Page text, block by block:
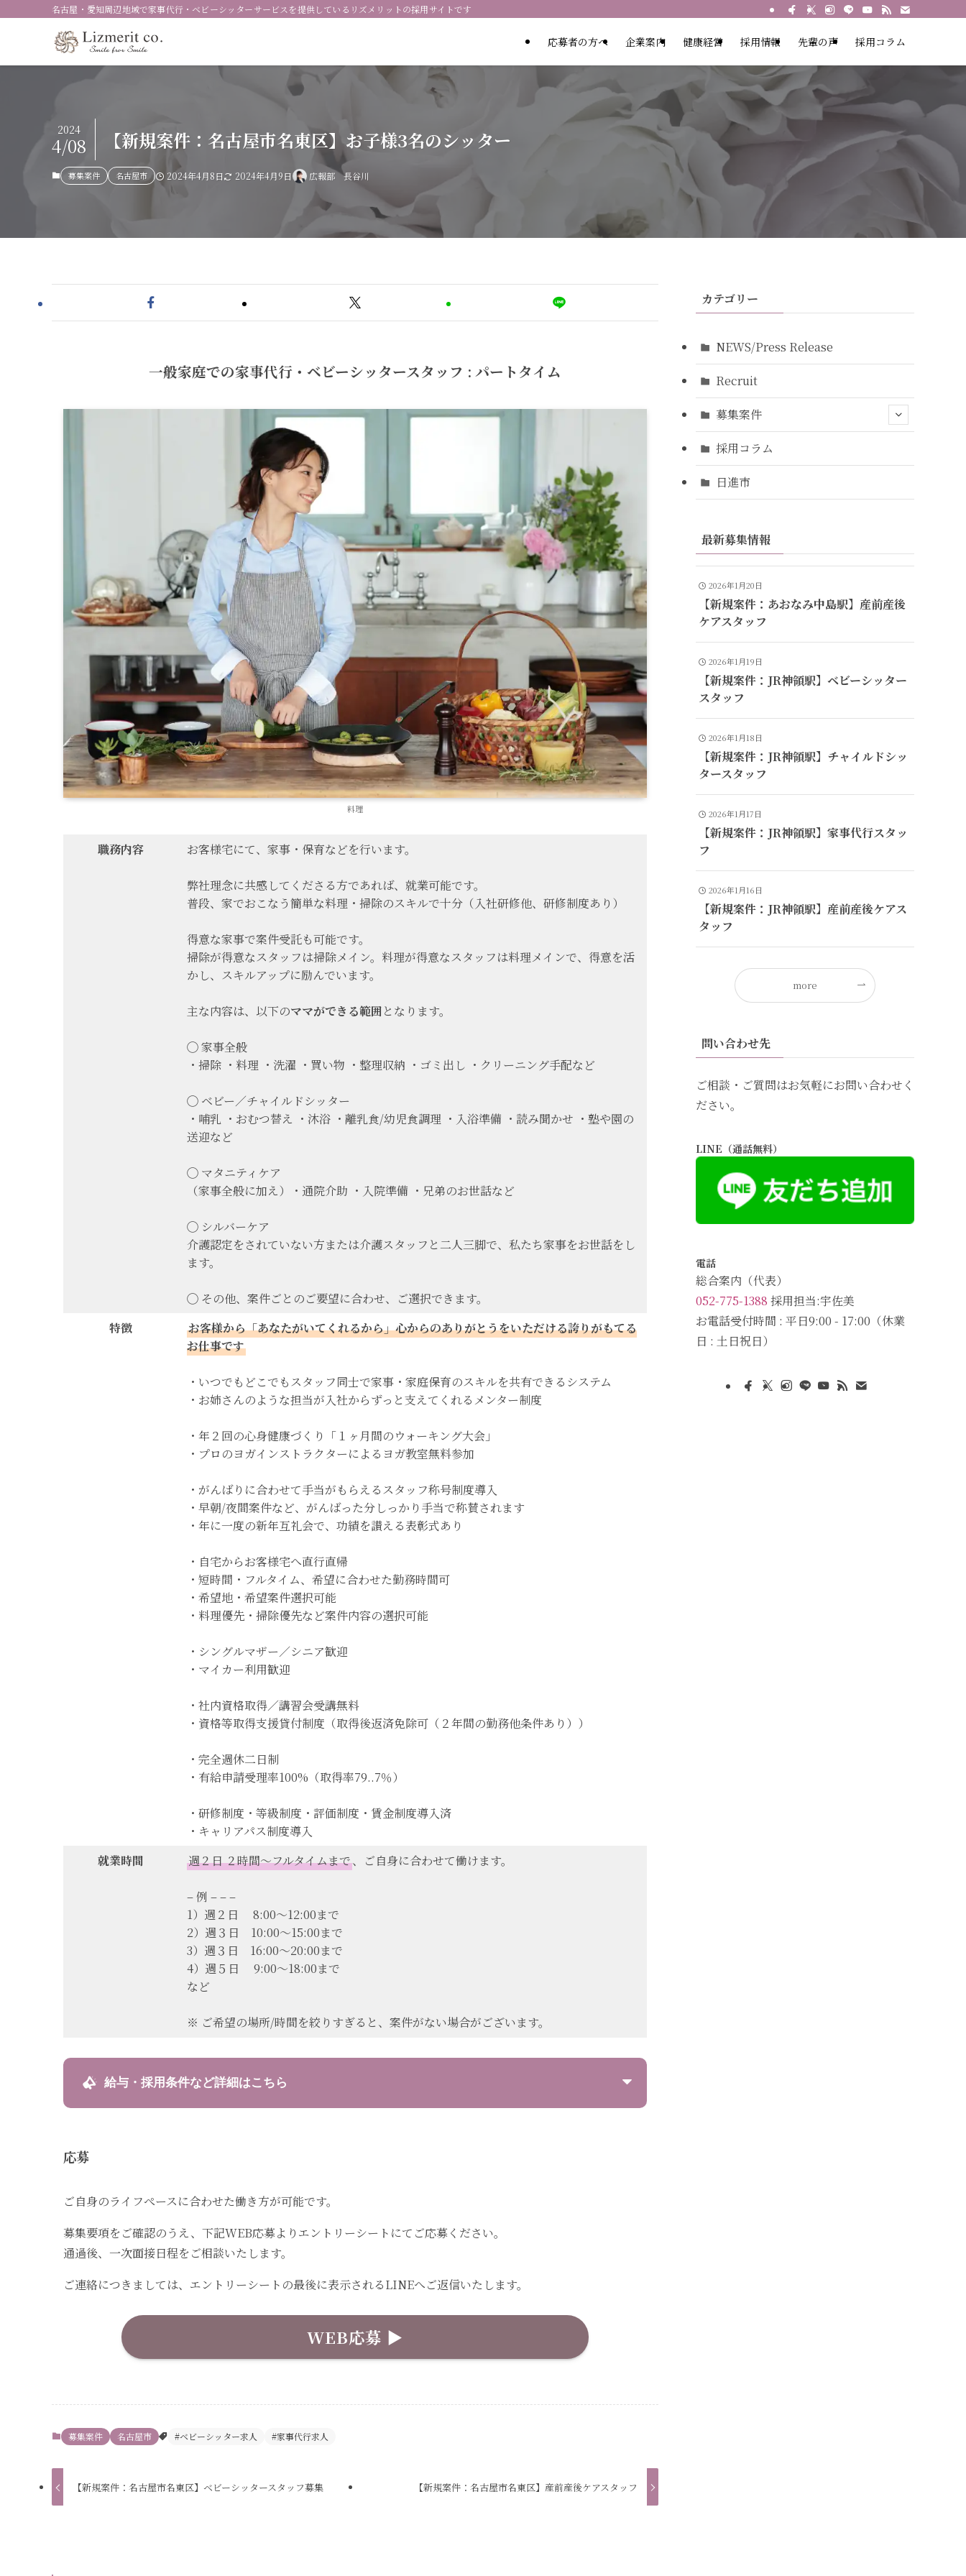
名古屋・愛知周辺地域で家事代行・ベビーシッターサービスを提供しているリズメリットの採用サイトです
応募者の方へ 企業案内 健康経営 採用情報 先輩の声 採用コラム
【新規案件：名古屋市名東区】お子様3名のシッター
2024
4/08
募集案件 名古屋市 2024年4月8日 2024年4月9日 広報部 長谷川
一般家庭での家事代行・ベビーシッタースタッフ : パートタイム
料理
職務内容 お客様宅にて、家事・保育などを行います。
弊社理念に共感してくださる方であれば、就業可能です。
普段、家でおこなう簡単な料理・掃除のスキルで十分（入社研修他、研修制度あり）
得意な家事で案件受託も可能です。
掃除が得意なスタッフは掃除メイン。料理が得意なスタッフは料理メインで、得意を活
かし、スキルアップに励んでいます。
主な内容は、以下のママができる範囲となります。
◯ 家事全般
・掃除 ・料理 ・洗濯 ・買い物 ・整理収納 ・ゴミ出し ・クリーニング手配など
◯ ベビー／チャイルドシッター
・哺乳 ・おむつ替え ・沐浴 ・離乳食/幼児食調理 ・入浴準備 ・読み聞かせ ・塾や園の
送迎など
◯ マタニティケア
（家事全般に加え）・通院介助 ・入院準備 ・兄弟のお世話など
◯ シルバーケア
介護認定をされていない方または介護スタッフと二人三脚で、私たち家事をお世話をし
ます。
◯ その他、案件ごとのご要望に合わせ、ご選択できます。
特徴
お客様から「あなたがいてくれるから」心からのありがとうをいただける誇りがもてる
お仕事です
・いつでもどこでもスタッフ同士で家事・家庭保育のスキルを共有できるシステム
・お姉さんのような担当が入社からずっと支えてくれるメンター制度
・年２回の心身健康づくり「１ヶ月間のウォーキング大会」
・プロのヨガインストラクターによるヨガ教室無料参加
・がんばりに合わせて手当がもらえるスタッフ称号制度導入
・早朝/夜間案件など、がんばった分しっかり手当で称賛されます
・年に一度の新年互礼会で、功績を讃える表彰式あり
・自宅からお客様宅へ直行直帰
・短時間・フルタイム、希望に合わせた勤務時間可
・希望地・希望案件選択可能
・料理優先・掃除優先など案件内容の選択可能
・シングルマザー／シニア歓迎
・マイカー利用歓迎
・社内資格取得／講習会受講無料
・資格等取得支援貸付制度（取得後返済免除可（２年間の勤務他条件あり））
・完全週休二日制
・有給申請受理率100%（取得率79..7％）
・研修制度・等級制度・評価制度・賃金制度導入済
・キャリアパス制度導入
就業時間
週２日 ２時間〜フルタイムまで、ご自身に合わせて働けます。
– 例 – – –
1）週２日 8:00〜12:00まで
2）週３日 10:00〜15:00まで
3）週３日 16:00〜20:00まで
4）週５日 9:00〜18:00まで
など
※ ご希望の場所/時間を絞りすぎると、案件がない場合がございます。
給与・採用条件など詳細はこちら
応募
ご自身のライフぺースに合わせた働き方が可能です。
募集要項をご確認のうえ、下記WEB応募よりエントリーシートにてご応募ください。
通過後、一次面接日程をご相談いたします。
ご連絡につきましては、エントリーシートの最後に表示されるLINEへご返信いたします。
WEB応募 ▶︎
募集案件 名古屋市 #ベビーシッター求人 #家事代行求人
【新規案件：名古屋市名東区】ベビーシッタースタッフ募集 【新規案件：名古屋市名東区】産前産後ケアスタッフ
カテゴリー
NEWS/Press Release
Recruit
募集案件
採用コラム
日進市
最新募集情報
2026年1月20日
【新規案件：あおなみ中島駅】産前産後
ケアスタッフ
2026年1月19日
【新規案件：JR神領駅】ベビーシッター
スタッフ
2026年1月18日
【新規案件：JR神領駅】チャイルドシッ
タースタッフ
2026年1月17日
【新規案件：JR神領駅】家事代行スタッ
フ
2026年1月16日
【新規案件：JR神領駅】産前産後ケアス
タッフ
more
問い合わせ先
ご相談・ご質問はお気軽にお問い合わせく
ださい。
LINE（通話無料）
電話
総合案内（代表）
052-775-1388 採用担当:宇佐美
お電話受付時間 : 平日9:00 - 17:00（休業
日 : 土日祝日）